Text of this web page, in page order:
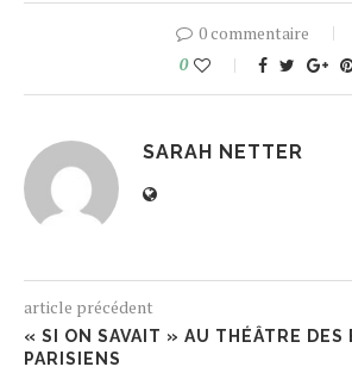
0 commentaire
0
SARAH NETTER
article précédent
« SI ON SAVAIT » AU THÉÂTRE DES
PARISIENS